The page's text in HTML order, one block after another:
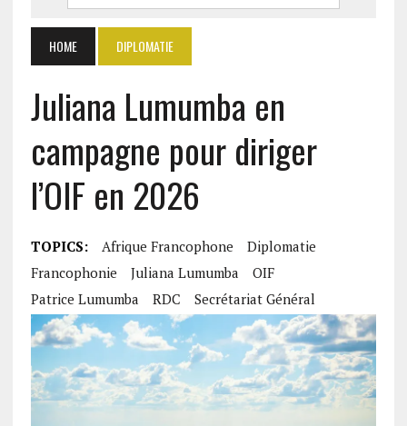
HOME DIPLOMATIE
Juliana Lumumba en
campagne pour diriger
l’OIF en 2026
TOPICS: Afrique Francophone
Diplomatie
Francophonie
Juliana Lumumba
OIF
Patrice Lumumba
RDC Secrétariat Général